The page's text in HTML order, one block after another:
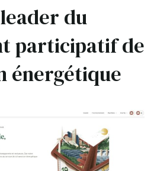
du
participatif de
énergétique